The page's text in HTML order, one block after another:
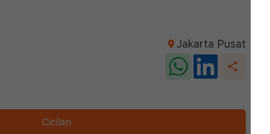
Jakarta Pusat
Cicilan